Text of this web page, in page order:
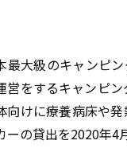
最大級のキャンピ
営をするキャンピ
向けに療養病床や
ーの貸出を2020年4